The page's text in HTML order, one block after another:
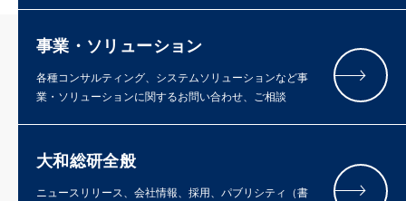
事業・ソリューション
各種コンサルティング、システムソリューションなど事
業・ソリューションに関するお問い合わせ、ご相談
大和総研全般
ニュースリリース、会社情報、採用、パブリシティ（書